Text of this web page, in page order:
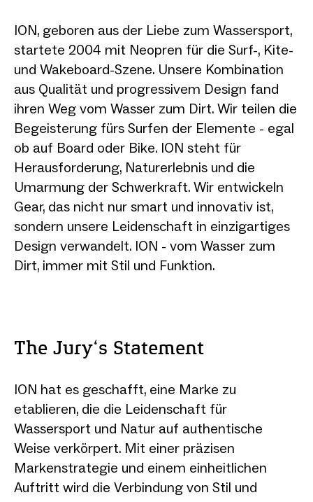
ION, geboren aus der Liebe zum Wassersport,
startete 2004 mit Neopren für die Surf-, Kite-
und Wakeboard-Szene. Unsere Kombination
aus Qualität und progressivem Design fand
ihren Weg vom Wasser zum Dirt. Wir teilen die
Begeisterung fürs Surfen der Elemente - egal
ob auf Board oder Bike. ION steht für
Herausforderung, Naturerlebnis und die
Umarmung der Schwerkraft. Wir entwickeln
Gear, das nicht nur smart und innovativ ist,
sondern unsere Leidenschaft in einzigartiges
Design verwandelt. ION - vom Wasser zum
Dirt, immer mit Stil und Funktion.
The Jury‘s Statement
ION hat es geschafft, eine Marke zu
etablieren, die die Leidenschaft für
Wassersport und Natur auf authentische
Weise verkörpert. Mit einer präzisen
Markenstrategie und einem einheitlichen
Auftritt wird die Verbindung von Stil und